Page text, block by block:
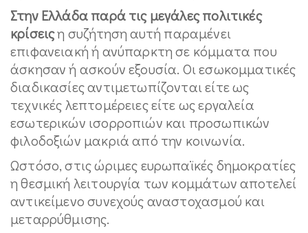
Στην Ελλάδα παρά τις μεγάλες πολιτικές
κρίσειςη συζήτηση αυτή παραμένει
επιφανειακή ή ανύπαρκτη σε κόμματα που
άσκησαν ή ασκούν εξουσία. Οι εσωκομματικές
διαδικασίες αντιμετωπίζονται είτε ως
τεχνικές λεπτομέρειες είτε ως εργαλεία
εσωτερικών ισορροπιών και προσωπικών
φιλοδοξιών μακριά από την κοινωνία.
Ωστόσο, στις ώριμες ευρωπαϊκές δημοκρατίες
η θεσμική λειτουργία των κομμάτων αποτελεί
αντικείμενο συνεχούς αναστοχασμού και
μεταρρύθμισης.